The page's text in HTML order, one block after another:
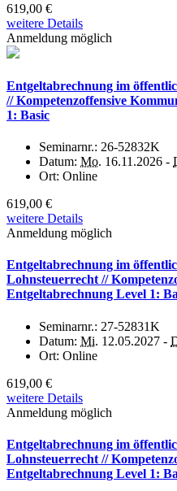
619,00 €
weitere Details
Anmeldung möglich
Entgeltabrechnung im
// Kompetenzoffensive
1: Basic
Seminarnr.: 26-52832K
Datum: Mo. 16.11.2026 -
Ort: Online
619,00 €
weitere Details
Anmeldung möglich
Entgeltabrechnung im
Lohnsteuerrecht //
Entgeltabrechnung Level 1:
Seminarnr.: 27-52831K
Datum: Mi. 12.05.2027 -
Ort: Online
619,00 €
weitere Details
Anmeldung möglich
Entgeltabrechnung im
Lohnsteuerrecht //
Entgeltabrechnung Level 1: